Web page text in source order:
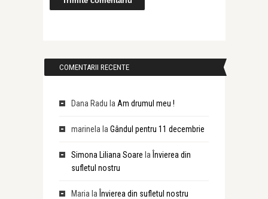
COMENTARII RECENTE
Dana Radu la Am drumul meu !
marinela la Gândul pentru 11 decembrie
Simona Liliana Soare la Învierea din
sufletul nostru
Maria la Învierea din sufletul nostru